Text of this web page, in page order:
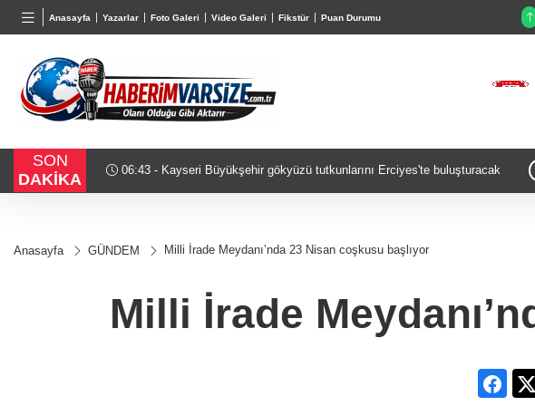
Anasayfa Yazarlar Foto Galeri Video Galeri Fikstür Puan Durumu
BGN
28,0626 %0,37
VND
0,0018%0,14
6.521,65
SON
DAKİKA
19:47 - Cumhurbaşkanı Erdoğan’dan 'Terörsüz Türkiye' mesajı
Anasayfa GÜNDEM Milli İrade Meydanı’nda 23 Nisan coşkusu başlıyor
Milli İrade